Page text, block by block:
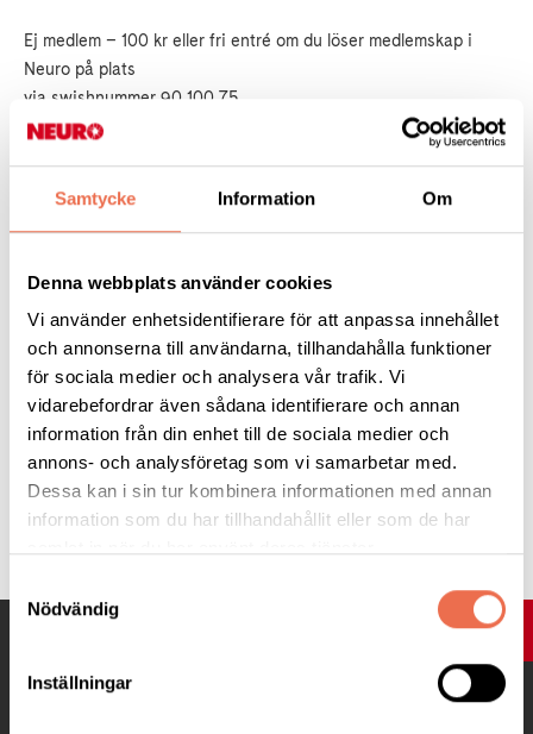
Samtycke Information Om
Denna webbplats använder cookies
Vi använder enhetsidentifierare för att anpassa innehållet
och annonserna till användarna, tillhandahålla funktioner
för sociala medier och analysera vår trafik. Vi
vidarebefordrar även sådana identifierare och annan
information från din enhet till de sociala medier och
annons- och analysföretag som vi samarbetar med.
Dessa kan i sin tur kombinera informationen med annan
information som du har tillhandahållit eller som de har
Nödvändig
Inställningar
Ej medlem – 100 kr eller fri entré om du löser medlemskap i
Neuro på plats
via swishnummer 90 100 75
Kontakt:
ostergotland@neuro.se eller 011-16 99 97
Anmälningstiden har gått ut. Kontakta
ostergotland@neuro.seeller telefon 011-16 99 97 för
eventuella återbudsplatser.
Tipsa
UPP